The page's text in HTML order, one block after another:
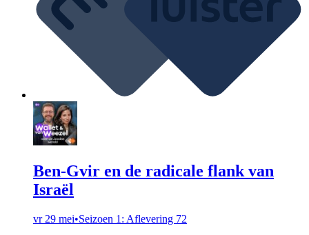
Ben-Gvir en de radicale flank van
Israël
vr 29 mei•Seizoen 1: Aflevering 72